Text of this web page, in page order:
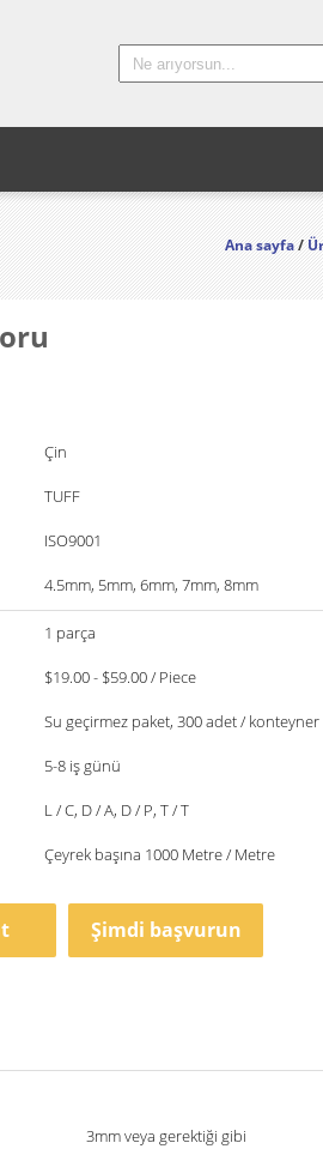
Ana sayfa/
Çin
TUFF
ISO9001
4.5mm, 5mm, 6mm, 7mm, 8mm
1 parça
$19.00 - $59.00 / Piece
Su geçirmez paket, 300 adet /
5-8 iş günü
L / C, D / A, D / P, T / T
Çeyrek başına 1000 Metre / Metre
Şimdi başvurun
3mm veya gerektiği gibi